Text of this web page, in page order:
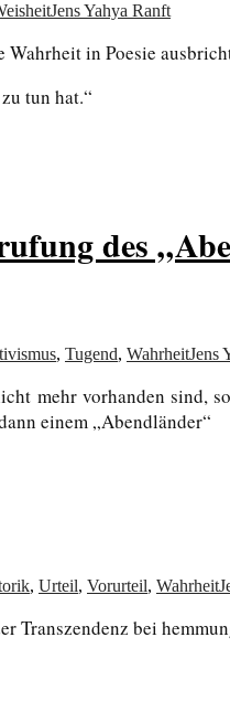
Jens Yahya Ranft
in Poesie
tun hat.“
des
, Tugend, WahrheitJens
mehr vorhanden sind,
einem „Abendländer“
, Urteil, Vorurteil, Wahrheit
Transzendenz bei